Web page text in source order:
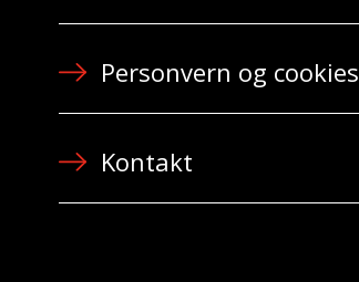
Personvern og cookies
Kontakt